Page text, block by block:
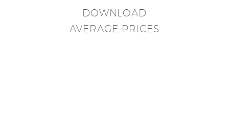
DOWNLOAD
AVERAGE PRICES